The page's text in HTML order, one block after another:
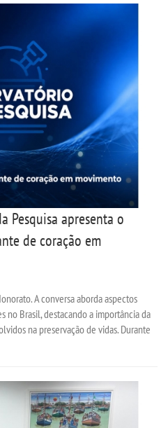
Pesquisa apresenta o
de coração em
A conversa aborda aspectos
no Brasil, destacando a importância da
na preservação de vidas. Durante